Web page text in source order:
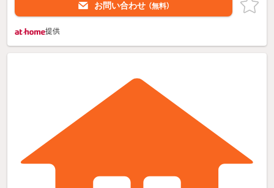
お問い合わせ （無料）
提供